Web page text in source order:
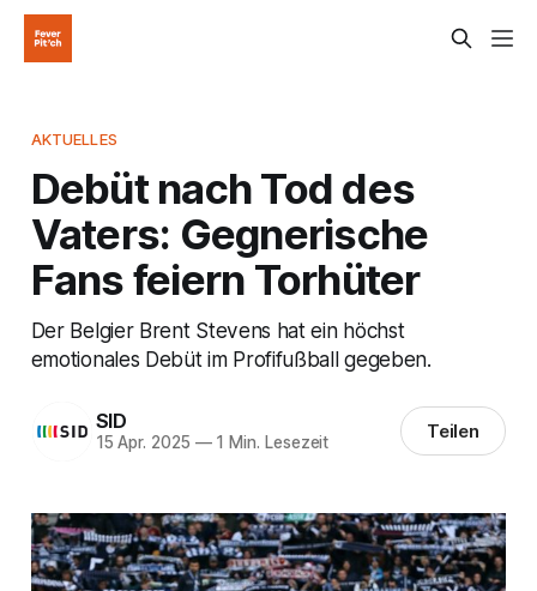
AKTUELLES
Debüt nach Tod des
Vaters: Gegnerische
Fans feiern Torhüter
Der Belgier Brent Stevens hat ein höchst
emotionales Debüt im Profifußball gegeben.
SID
15 Apr. 2025 —1 Min. Lesezeit Teilen